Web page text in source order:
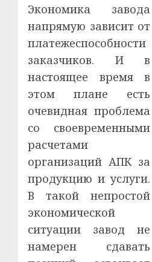
Экономика завода
напрямую зависит от
платежеспособности
заказчиков. И в
настоящее время в
этом плане есть
очевидная проблема
со своевременными
расчетами
организаций АПК за
продукцию и услуги.
В такой непростой
экономической
ситуации завод не
намерен сдавать